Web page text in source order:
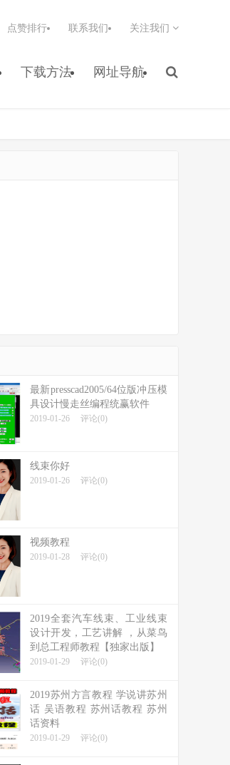
下载方法 网址导航
点赞排行 联系我们 关注我们
最新presscad2005/64位版冲压模
具设计慢走丝编程统赢软件
2019-01-26 评论(0)
线束你好
2019-01-26 评论(0)
视频教程
2019-01-28 评论(0)
2019全套汽车线束、工业线束
设计开发，工艺讲解 ，从菜鸟
到总工程师教程【独家出版】
2019-01-29 评论(0)
2019苏州方言教程 学说讲苏州
话 吴语教程 苏州话教程 苏州
话资料
2019-01-29 评论(0)